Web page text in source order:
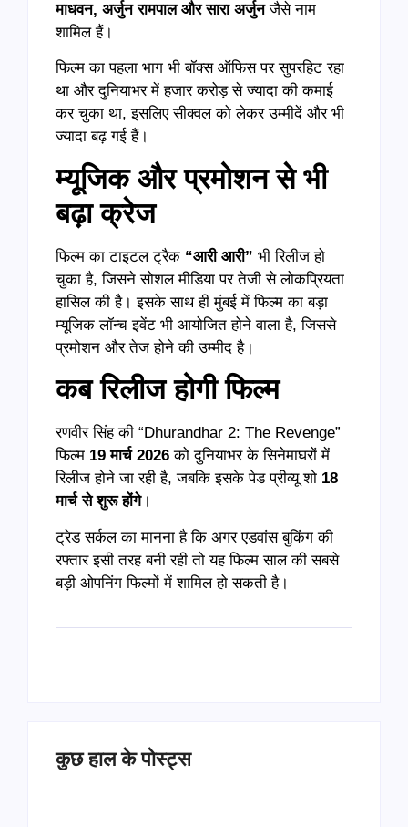
माधवन, अर्जुन रामपाल और सारा अर्जुनजैसे नाम
शामिल हैं।
फिल्म का पहला भाग भी बॉक्स ऑफिस पर सुपरहिट रहा
था और दुनियाभर में हजार करोड़ से ज्यादा की कमाई
कर चुका था, इसलिए सीक्वल को लेकर उम्मीदें और भी
ज्यादा बढ़ गई हैं।
म्यूजिक और प्रमोशन से भी
बढ़ा क्रेज
फिल्म का टाइटल ट्रैक “आरी आरी” भी रिलीज हो
चुका है, जिसने सोशल मीडिया पर तेजी से लोकप्रियता
हासिल की है। इसके साथ ही मुंबई में फिल्म का बड़ा
म्यूजिक लॉन्च इवेंट भी आयोजित होने वाला है, जिससे
प्रमोशन और तेज होने की उम्मीद है।
कब रिलीज होगी फिल्म
रणवीर सिंह की “Dhurandhar 2: The Revenge”
फिल्म 19 मार्च 2026 को दुनियाभर के सिनेमाघरों में
रिलीज होने जा रही है, जबकि इसके पेड प्रीव्यू शो 18
मार्च से शुरू होंगे।
ट्रेड सर्कल का मानना है कि अगर एडवांस बुकिंग की
रफ्तार इसी तरह बनी रही तो यह फिल्म साल की सबसे
बड़ी ओपनिंग फिल्मों में शामिल हो सकती है।
कुछ हाल के पोस्ट्स